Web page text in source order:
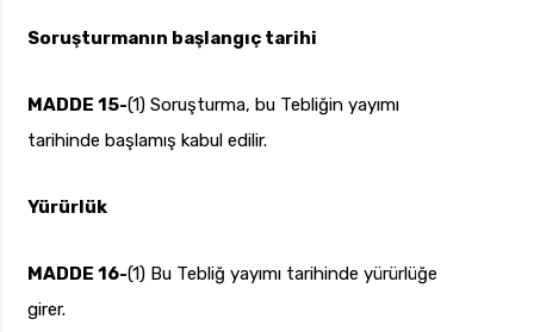
Soruşturmanın başlangıç tarihi
MADDE 15-(1) Soruşturma, bu Tebliğin yayımı
tarihinde başlamış kabul edilir.
Yürürlük
MADDE 16-(1) Bu Tebliğ yayımı tarihinde yürürlüğe
girer.